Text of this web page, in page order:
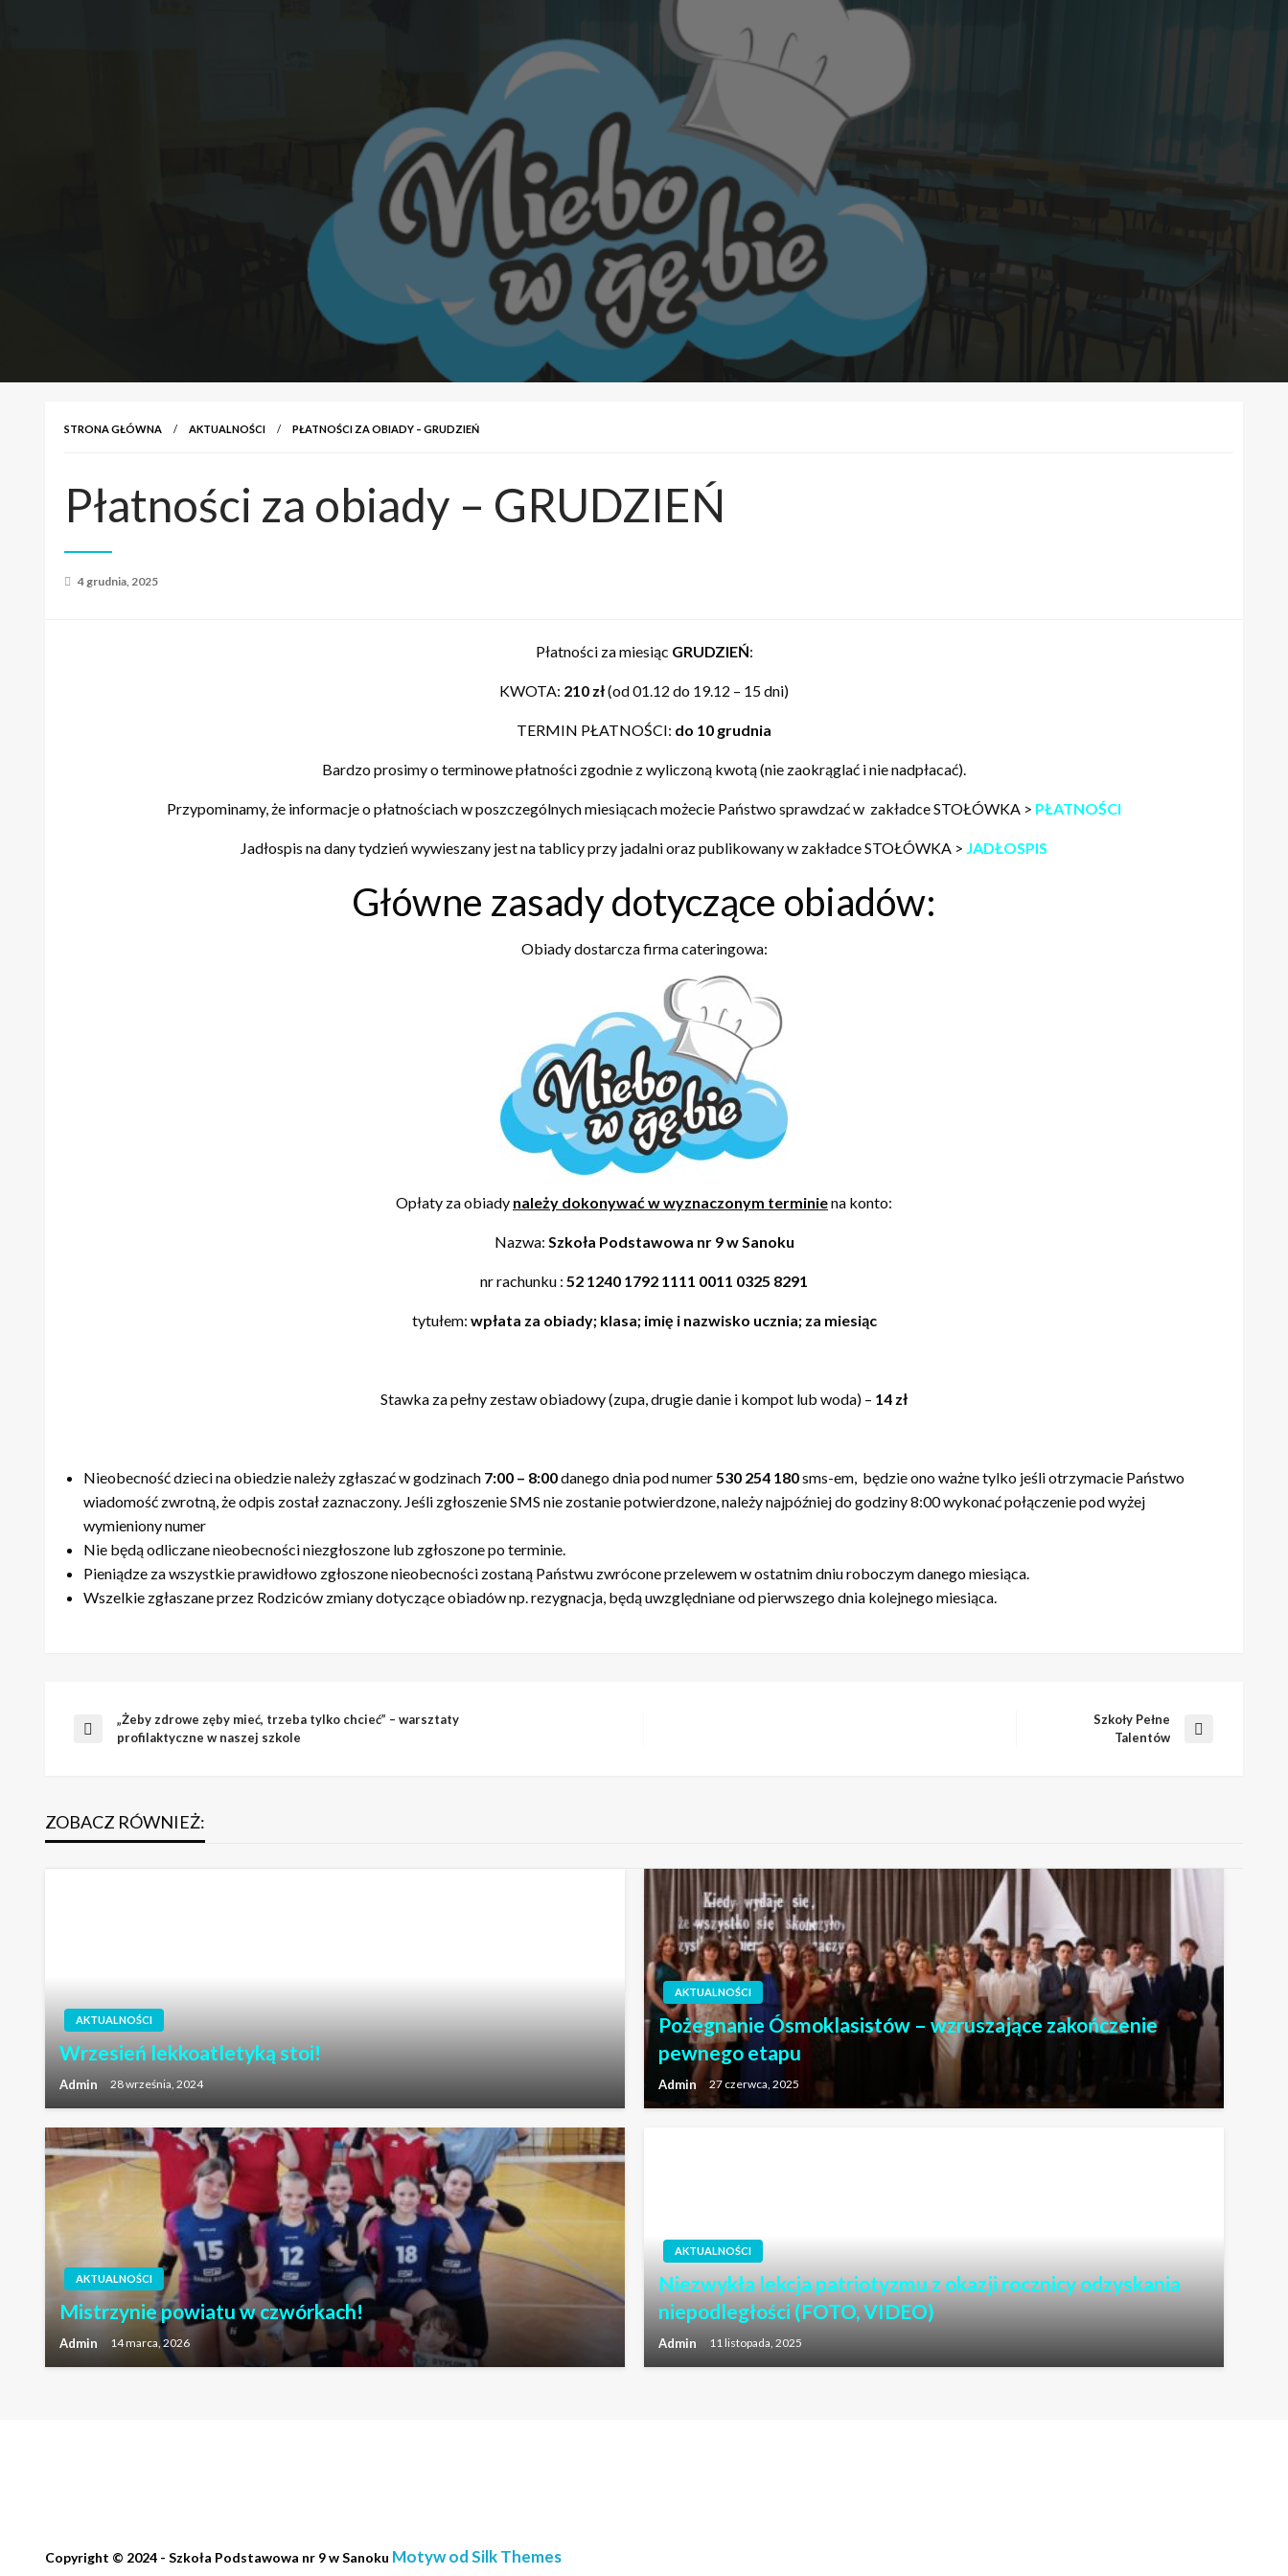
STRONA GŁÓWNA AKTUALNOŚCI PŁATNOŚCI ZA OBIADY – GRUDZIEŃ
Płatności za obiady – GRUDZIEŃ
Opublikowane
4 grudnia, 2025
Płatności za miesiąc GRUDZIEŃ:
KWOTA: 210 zł(od 01.12 do 19.12 – 15 dni)
TERMIN PŁATNOŚCI: do 10 grudnia
Bardzo prosimy o terminowe płatności zgodnie z wyliczoną kwotą (nie zaokrąglać i nie nadpłacać).
Przypominamy, że informacje o płatnościach w poszczególnych miesiącach możecie Państwo sprawdzać w zakładce STOŁÓWKA > PŁATNOŚCI
Jadłospis na dany tydzień wywieszany jest na tablicy przy jadalni oraz publikowany w zakładce STOŁÓWKA > JADŁOSPIS
Główne zasady dotyczące obiadów:
Obiady dostarcza firma cateringowa:
Opłaty za obiady należy dokonywać w wyznaczonym terminiena konto:
Nazwa: Szkoła Podstawowa nr 9 w Sanoku
nr rachunku : 52 1240 1792 1111 0011 0325 8291
tytułem: wpłata za obiady; klasa; imię i nazwisko ucznia; za miesiąc
Stawka za pełny zestaw obiadowy (zupa, drugie danie i kompot lub woda) – 14 zł
Nieobecność dzieci na obiedzie należy zgłaszać w godzinach 7:00 – 8:00danego dnia pod numer530 254 180sms-em, będzie ono ważne tylko jeśli otrzymacie Państwo
wiadomość zwrotną, że odpis został zaznaczony. Jeśli zgłoszenie SMS nie zostanie potwierdzone, należy najpóźniej do godziny 8:00 wykonać połączenie pod wyżej
wymieniony numer
Nie będą odliczane nieobecności niezgłoszone lub zgłoszone po terminie.
Pieniądze za wszystkie prawidłowo zgłoszone nieobecności zostaną Państwu zwrócone przelewem w ostatnim dniu roboczym danego miesiąca.
Wszelkie zgłaszane przez Rodziców zmiany dotyczące obiadów np. rezygnacja, będą uwzględniane od pierwszego dnia kolejnego miesiąca.
Nawigacja
Poprzedni
„Żeby zdrowe zęby mieć, trzeba tylko chcieć” – warsztaty
profilaktyczne w naszej szkole
Szkoły Pełne
Talentów
ZOBACZ RÓWNIEŻ:
AKTUALNOŚCI
Wrzesień lekkoatletyką stoi!
Admin 28 września, 2024
AKTUALNOŚCI
Pożegnanie Ósmoklasistów – wzruszające zakończenie
pewnego etapu
Admin 27 czerwca, 2025
AKTUALNOŚCI
Mistrzynie powiatu w czwórkach!
Admin 14 marca, 2026
AKTUALNOŚCI
Niezwykła lekcja patriotyzmu z okazji rocznicy odzyskania
niepodległości (FOTO, VIDEO)
Admin 11 listopada, 2025
Copyright © 2024 - Szkoła Podstawowa nr 9 w Sanoku Motyw od Silk Themes